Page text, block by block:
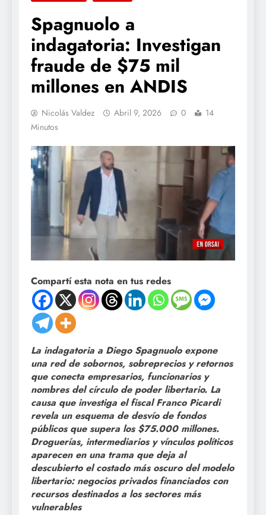
Spagnuolo a
indagatoria: Investigan
fraude de $75 mil
millones en ANDIS
Nicolás Valdez Abril 9, 2026 0
14
Minutos
Compartí esta nota en tus redes
La indagatoria a Diego Spagnuolo expone
una red de sobornos, sobreprecios y retornos
que conecta empresarios, funcionarios y
nombres del círculo de poder libertario. La
causa que investiga el fiscal Franco Picardi
revela un esquema de desvío de fondos
públicos que supera los $75.000 millones.
Droguerías, intermediarios y vínculos políticos
aparecen en una trama que deja al
descubierto el costado más oscuro del modelo
libertario: negocios privados financiados con
recursos destinados a los sectores más
vulnerables